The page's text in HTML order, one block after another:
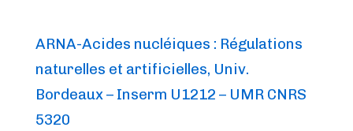
ARNA-Acides nucléiques : Régulations
naturelles et artificielles, Univ.
Bordeaux – Inserm U1212 – UMR CNRS
5320